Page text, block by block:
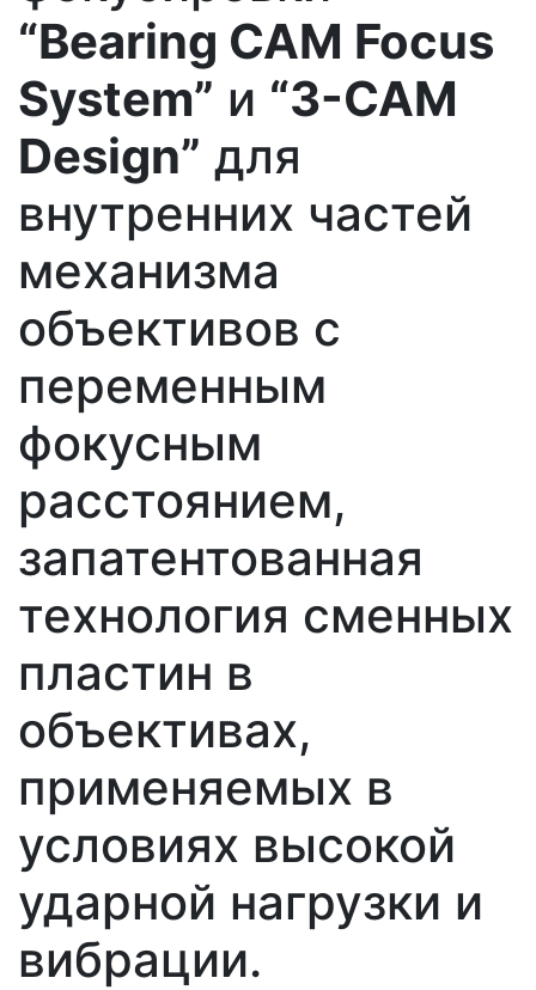
“Bearing CAM Focus
System” и “3-CAM
Design” для
внутренних частей
механизма
объективов с
переменным
фокусным
расстоянием,
запатентованная
технология сменных
пластин в
объективах,
применяемых в
условиях высокой
ударной нагрузки и
вибрации.